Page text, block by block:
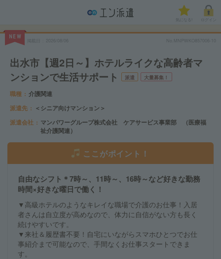
気になる!
NEW
No.MNPWKO857006-10
出水市【週2日～】ホテルライクな高齢者マ
ンションで生活サポート
派遣 大量募集！
職種
介護関連
派遣先
＜シニア向けマンション＞
派遣会社
マンパワーグループ株式会社 ケアサービス事業部 （医療福
祉介護関連）
ここがポイント！
自由なシフト＊7時～、11時～、16時～など好きな勤務
時間×好きな曜日で働く！
▼高級ホテルのようなキレイな職場で介護のお仕事！入居
者さんは自立度が高めなので、体力に自信がない方も長く
続けやすいです。
▼来社＆履歴書不要！自宅にいながらスマホひとつでお仕
事紹介まで可能なので、手間なくお仕事スタートできま
す。